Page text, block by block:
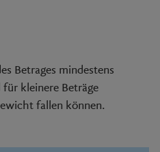
Betrages mindestens
kleinere Beträge
fallen können.